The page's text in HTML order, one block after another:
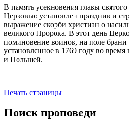
В память усекновения главы
Церковью установлен праздник и
выражение скорби христиан о
великого Пророка. В этот день
поминовение воинов, на поле
установленное в 1769 году во
и Польшей.
Печать страницы
Поиск проповеди